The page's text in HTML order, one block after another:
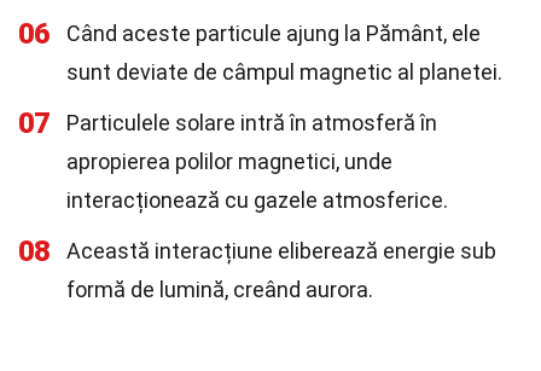
06
Când aceste particule ajung la Pământ, ele
sunt deviate de câmpul magnetic al planetei.
07
Particulele solare intră în atmosferă în
apropierea polilor magnetici, unde
interacționează cu gazele atmosferice.
08
Această interacțiune eliberează energie sub
formă de lumină, creând aurora.